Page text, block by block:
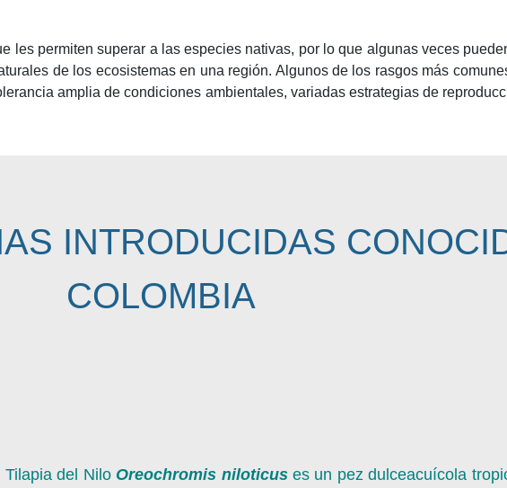
les permiten superar a las especies nativas, por lo que algunas veces
de los ecosistemas en una región. Algunos de los rasgos más
amplia de condiciones ambientales, variadas estrategias de
INTRODUCIDAS
COLOMBIA
Tilapia del Nilo Oreochromis niloticuses un pez dulceacuícola